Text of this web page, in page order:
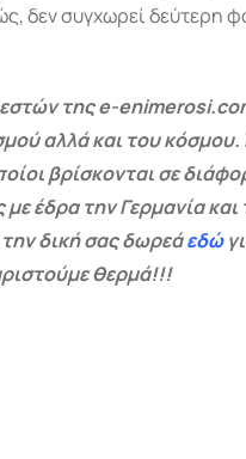
δεν συγχωρεί δεύτερη
της e-
αλλά και του κόσμου.
βρίσκονται σε
έδρα την Γερμανία και
δική σας δωρεάεδώ
θερμά!!!